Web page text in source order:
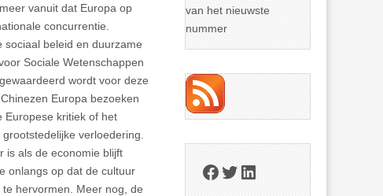
vanuit dat Europa op
concurrentie.
sociaal beleid en duurzame
Sociale Wetenschappen
wordt voor deze
Europa bezoeken
Europese kritiek of het
verloedering.
is als de economie blijft
onlangs op dat de cultuur
hervormen. Meer nog, de
van het nieuwste
nummer
Facebook
Twitter
LinkedIn